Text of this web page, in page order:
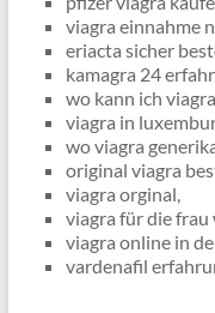
viagra einnahme
eriacta sicher
kamagra 24
wo kann ich
viagra in
wo viagra
original viagra
viagra orginal,
viagra für die frau
viagra online in
vardenafil